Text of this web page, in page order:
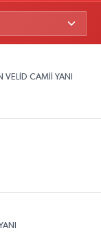
CAMİİ YANI